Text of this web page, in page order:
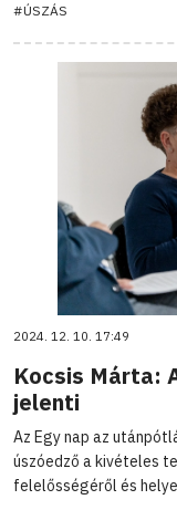
#ÚSZÁS
2024. 12. 10. 17:49
Kocsis Márta:
jelenti
Az Egy nap az
úszóedző a kivételes
felelősségéről és